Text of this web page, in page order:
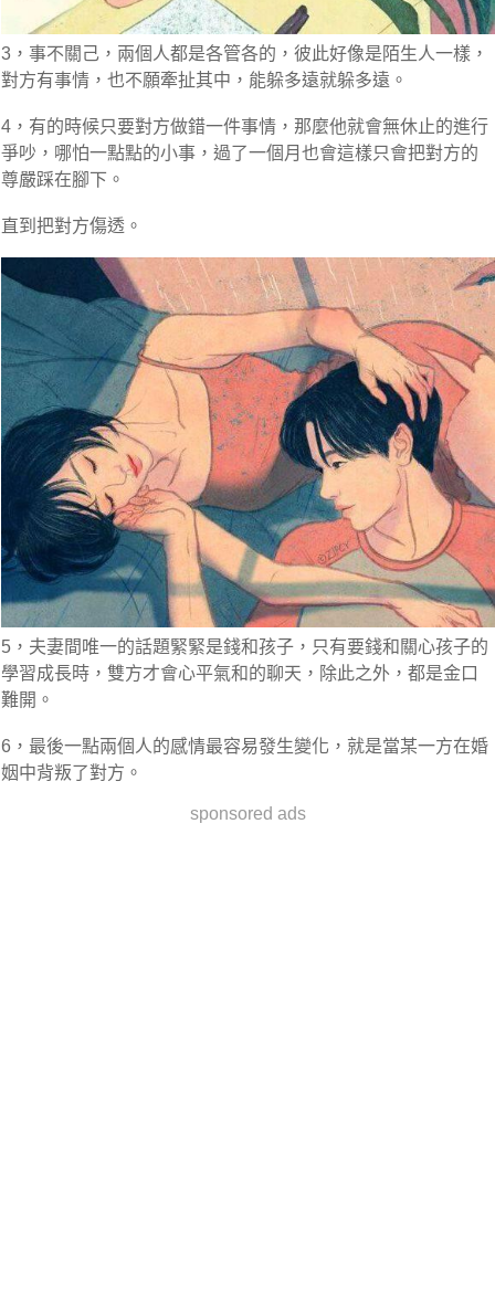
3，事不關己，兩個人都是各管各的，彼此好像是陌生人一樣，
對方有事情，也不願牽扯其中，能躲多遠就躲多遠。
4，有的時候只要對方做錯一件事情，那麼他就會無休止的進行
爭吵，哪怕一點點的小事，過了一個月也會這樣只會把對方的
尊嚴踩在腳下。
直到把對方傷透。
5，夫妻間唯一的話題緊緊是錢和孩子，只有要錢和關心孩子的
學習成長時，雙方才會心平氣和的聊天，除此之外，都是金口
難開。
6，最後一點兩個人的感情最容易發生變化，就是當某一方在婚
姻中背叛了對方。
sponsored ads